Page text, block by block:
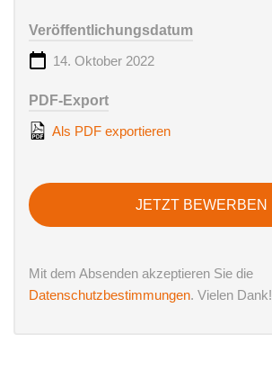
Veröffentlichungsdatum
14. Oktober 2022
PDF-Export
Als PDF exportieren
JETZT BEWERBEN
Mit dem Absenden akzeptieren Sie die
Datenschutzbestimmungen. Vielen Dank!